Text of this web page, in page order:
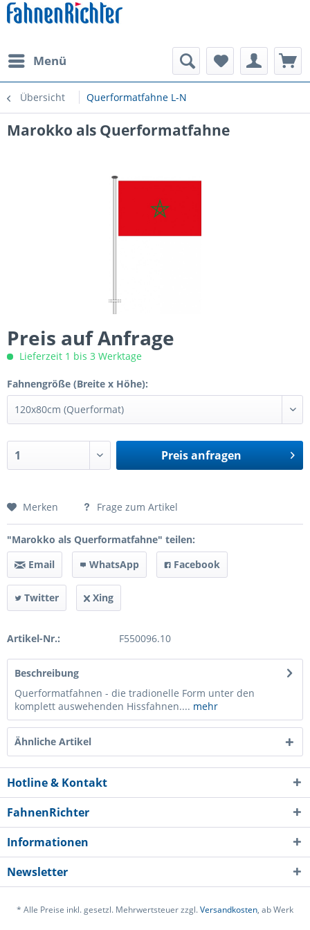
Menü
Übersicht Querformatfahne L-N
Marokko als Querformatfahne
Preis auf Anfrage
Lieferzeit 1 bis 3 Werktage
Fahnengröße (Breite x Höhe):
Preis anfragen
Preis anfragen
Merken Frage zum Artikel
"Marokko als Querformatfahne" teilen:
Email
WhatsApp Facebook
Twitter Xing
Artikel-Nr.: F550096.10
Beschreibung
Querformatfahnen - die tradionelle Form unter den
komplett auswehenden Hissfahnen.... mehr
Ähnliche Artikel
Hotline & Kontakt
FahnenRichter
Informationen
Newsletter
* Alle Preise inkl. gesetzl. Mehrwertsteuer zzgl.Versandkosten, ab Werk